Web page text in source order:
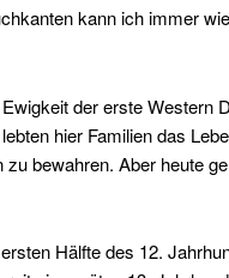
kann ich immer
der erste Western
hier Familien das
bewahren. Aber heute
Hälfte des 12.